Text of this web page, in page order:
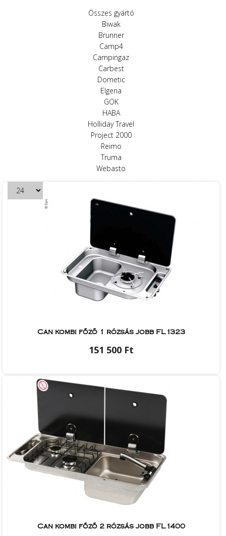
Összes gyártó
Biwak
Brunner
Camp4
Campingaz
Carbest
Dometic
Elgena
GOK
HABA
Holliday Travel
Project 2000
Reimo
Truma
Webasto
Can kombi főző 1 rózsás jobb FL1323
151 500 Ft
Can kombi főző 2 rózsás jobb FL1400